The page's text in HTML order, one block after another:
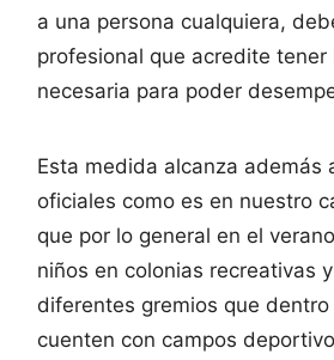
a una persona cualquiera,
profesional que acredite tener
necesaria para poder
Esta medida alcanza además
oficiales como es en nuestro
que por lo general en el
niños en colonias recreativas
diferentes gremios que
cuenten con campos